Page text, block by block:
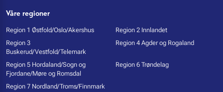
Våre regioner
Region 1 Østfold/Oslo/Akershus
Region 2 Innlandet
Region 3
Buskerud/Vestfold/Telemark
Region 4 Agder og Rogaland
Region 5 Hordaland/Sogn og
Fjordane/Møre og Romsdal
Region 6 Trøndelag
Region 7 Nordland/Troms/Finnmark